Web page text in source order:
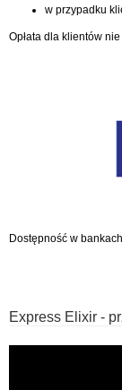
w przypadku
Opłata dla klientów
Dostępność w
Express Elixir -